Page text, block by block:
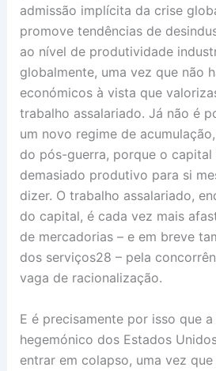
admissão implícita da crise
promove tendências de
ao nível de produtividade
globalmente, uma vez que não
económicos à vista que
trabalho assalariado. Já não é
um novo regime de
do pós-guerra, porque o capital
demasiado produtivo para si
dizer. O trabalho assalariado,
do capital, é cada vez mais
de mercadorias – e em breve
dos serviços28 – pela
vaga de racionalização.
E é precisamente por isso que
hegemónico dos Estados
entrar em colapso, uma vez